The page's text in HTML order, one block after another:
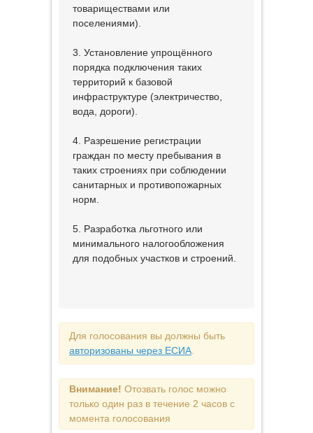
товариществами или
поселениями).
3. Установление упрощённого
порядка подключения таких
территорий к базовой
инфраструктуре (электричество,
вода, дороги).
4. Разрешение регистрации
граждан по месту пребывания в
таких строениях при соблюдении
санитарных и противопожарных
норм.
5. Разработка льготного или
минимального налогообложения
для подобных участков и строений.
Для голосования вы должны быть
авторизованы через ЕСИА
Внимание! Отозвать голос можно
только один раз в течение 2 часов с
момента голосования